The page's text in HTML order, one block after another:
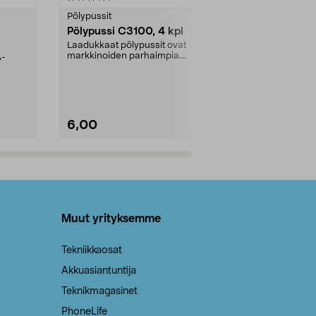
Pölypussit
Pölypussi C3100, 4 kpl
Laadukkaat pölypussit ovat
markkinoiden parhaimpia.
6,00
Muut yrityksemme
Tekniikkaosat
Akkuasiantuntija
Teknikmagasinet
PhoneLife